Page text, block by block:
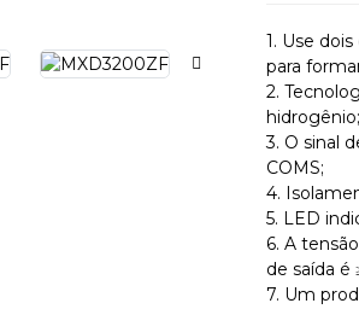
1. Use
para
2.
hidrogênio;
3. O sinal
COMS;
4.
5. LED
6. A
de saída é
7. Um